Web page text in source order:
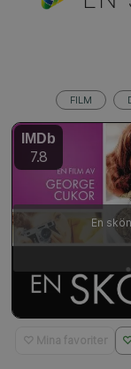
♡ Mina favoriter
En
FILM
IMDb
7.8